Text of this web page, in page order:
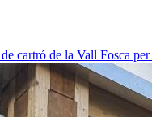
cartró de la Vall Fosca